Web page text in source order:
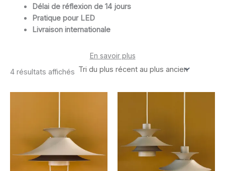
Délai de réflexion de 14 jours
Pratique pour LED
Livraison internationale
En savoir plus
4 résultats affichés Trié
récent